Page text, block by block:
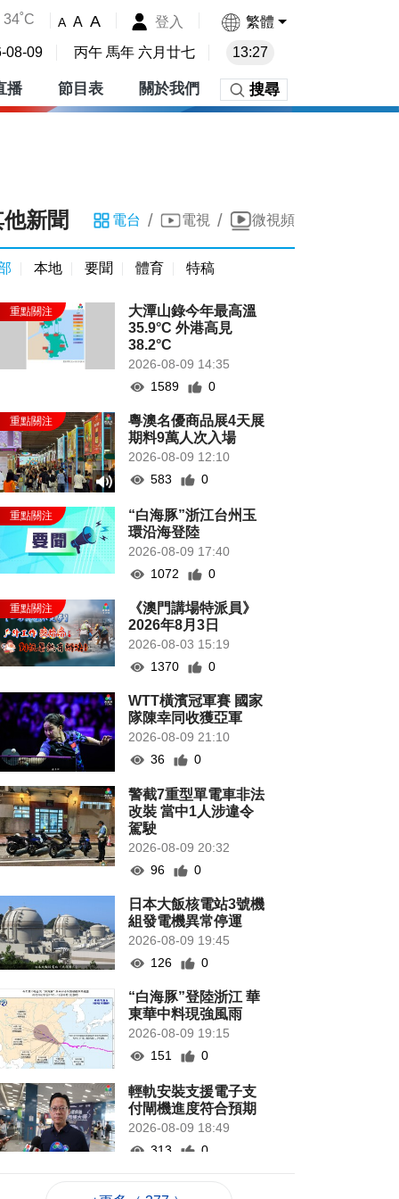
34˚C A A A 登入 繁體
08-09 丙午 馬年 六月廿七 13:27
播 節目表 關於我們 搜尋
新聞 電台 / 電視 / 微視頻
本地 要聞 體育 特稿
大潭山錄今年最高溫
35.9°C 外港高見
38.2°C
2026-08-09 14:35
1589
0
粵澳名優商品展4天展
期料9萬人次入場
2026-08-09 12:10
583
0
“白海豚”浙江台州玉
環沿海登陸
2026-08-09 17:40
1072
0
《澳門講場特派員》
2026年8月3日
2026-08-03 15:19
1370
0
WTT橫濱冠軍賽 國家
隊陳幸同收獲亞軍
2026-08-09 21:10
36
0
警截7重型單電車非法
改裝 當中1人涉違令
駕駛
2026-08-09 20:32
96
0
日本大飯核電站3號機
組發電機異常停運
2026-08-09 19:45
126
0
“白海豚”登陸浙江 華
東華中料現強風雨
2026-08-09 19:15
151
0
輕軌安裝支援電子支
付閘機進度符合預期
2026-08-09 18:49
313
0